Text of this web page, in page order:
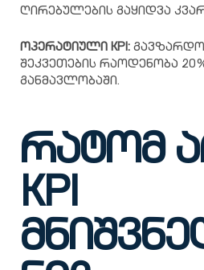
ღირებულების გაყიდვა
ოპერატიული KPI:
შეკვეთების რაოდენობა
განმავლობაში.
რატომ
KPI